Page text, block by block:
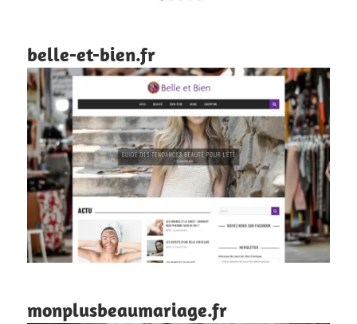
belle-et-bien.fr
monplusbeaumariage.fr